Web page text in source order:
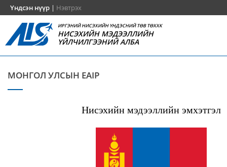
Үндсэн нүүр | Нэвтрэх
ИРГЭНИЙ НИСЭХИЙН ҮНДЭСНИЙ ТӨВ ТӨХХК
НИСЭХИЙН МЭДЭЭЛЛИЙН
ҮЙЛЧИЛГЭЭНИЙ АЛБА
МОНГОЛ УЛСЫН EAIP